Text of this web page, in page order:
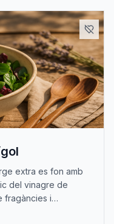
extra es fon amb
del vinagre de
fragàncies i